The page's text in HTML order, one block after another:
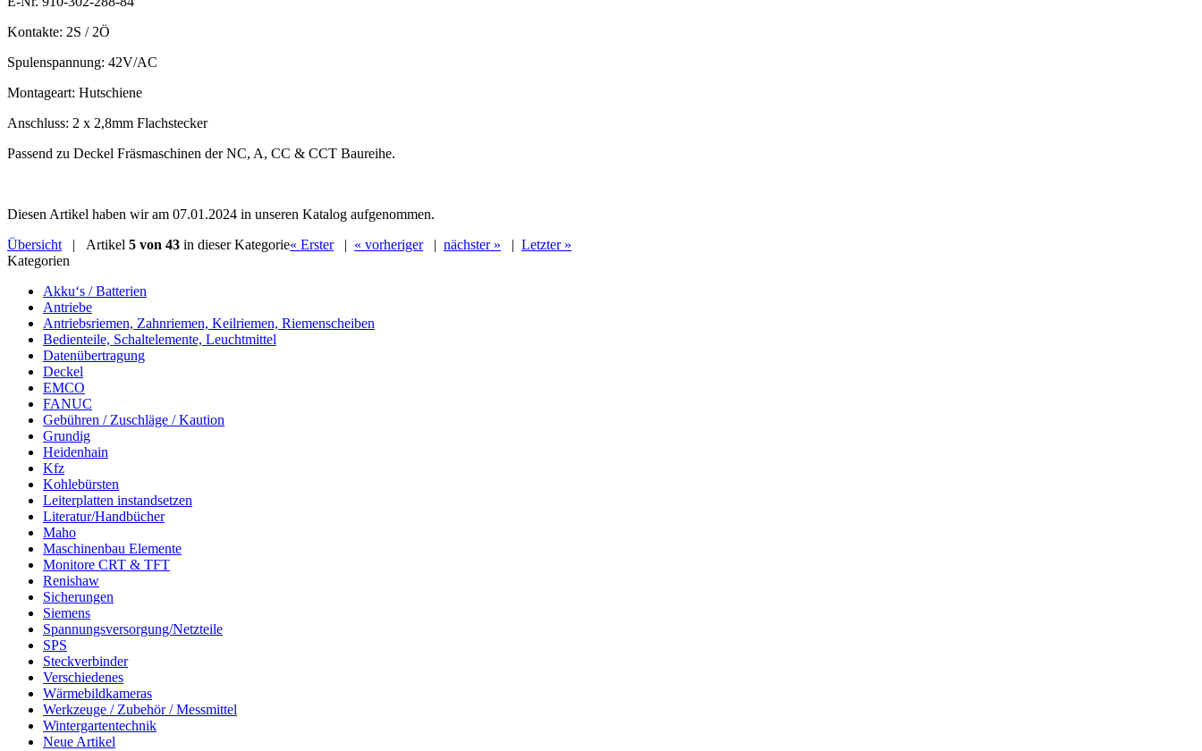
Kontakte: 2S / 2Ö
Spulenspannung: 42V/AC
Montageart: Hutschiene
Anschluss: 2 x 2,8mm Flachstecker
Passend zu Deckel Fräsmaschinen der NC, A, CC & CCT Baureihe.
Diesen Artikel haben wir am 07.01.2024 in unseren Katalog aufgenommen.
Übersicht| Artikel 5 von 43 in dieser Kategorie« Erster| « vorheriger| nächster » | Letzter »
Kategorien
Akku‘s / Batterien
Antriebe
Antriebsriemen, Zahnriemen, Keilriemen, Riemenscheiben
Bedienteile, Schaltelemente, Leuchtmittel
Datenübertragung
Deckel
EMCO
FANUC
Gebühren / Zuschläge / Kaution
Grundig
Heidenhain
Kfz
Kohlebürsten
Leiterplatten instandsetzen
Literatur/Handbücher
Maho
Maschinenbau Elemente
Monitore CRT & TFT
Renishaw
Sicherungen
Siemens
Spannungsversorgung/Netzteile
SPS
Steckverbinder
Verschiedenes
Wärmebildkameras
Werkzeuge / Zubehör / Messmittel
Wintergartentechnik
Neue Artikel